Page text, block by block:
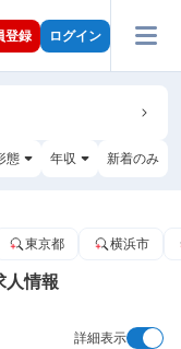
登録 ログイン
態 年収 新着のみ
東京都 横浜市
人情報
詳細表示